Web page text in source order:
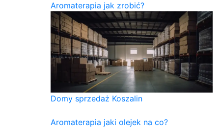
Aromaterapia jak zrobić?
Domy sprzedaż Koszalin
Aromaterapia jaki olejek na co?